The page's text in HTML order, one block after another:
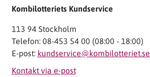
Kombilotteriets Kundservice
113 94 Stockholm
Telefon: 08-453 54 00 (08:00 - 18:00)
E-post: kundservice@kombilotteriet.se
Kontakt via e-post